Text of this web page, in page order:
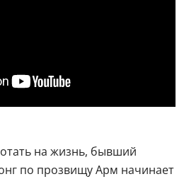
на жизнь, бывший
по прозвищу Арм начинает